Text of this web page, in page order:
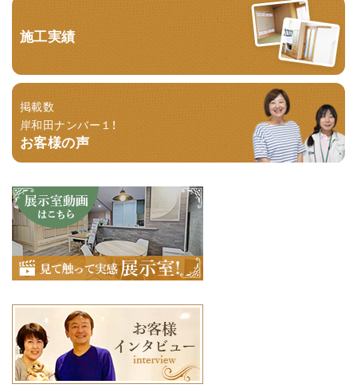
施工実績
掲載数
岸和田ナンバー１！
お客様の声